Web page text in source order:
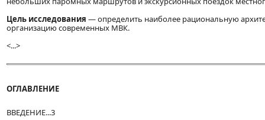
Цель исследования — определить наиболее рациональную
организацию современных МВК.
<...>
ОГЛАВЛЕНИЕ
ВВЕДЕНИЕ...3